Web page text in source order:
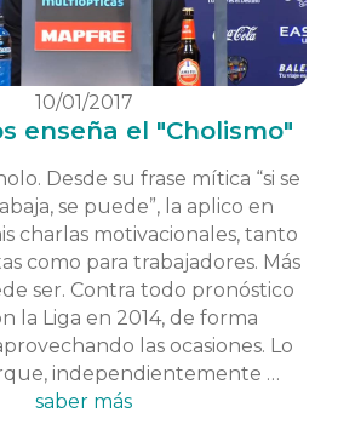
10/01/2017
enseña el "Cholismo"
Desde su frase mítica “si se
se puede”, la aplico en
charlas motivacionales, tanto
como para trabajadores. Más
ser. Contra todo pronóstico
la Liga en 2014, de forma
las ocasiones. Lo
independientemente …
saber más